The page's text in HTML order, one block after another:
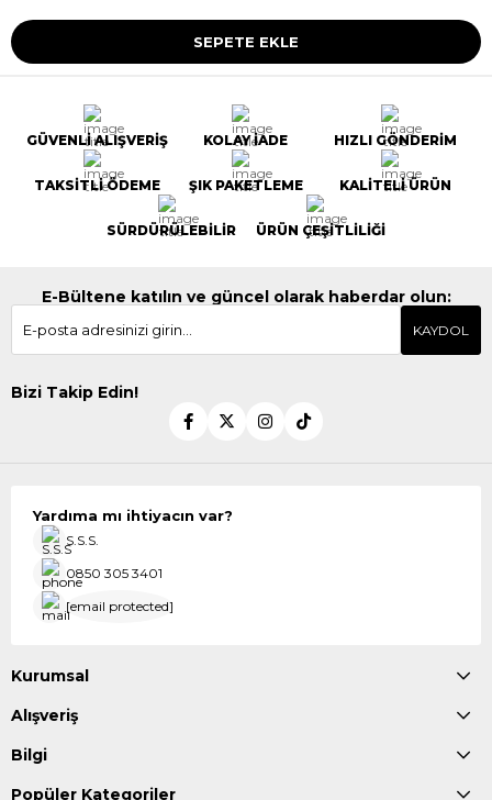
GÜVENLİ ALIŞVERİŞ KOLAY İADE HIZLI GÖNDERİM
TAKSİTLİ ÖDEME ŞIK PAKETLEME KALİTELİ ÜRÜN
SÜRDÜRÜLEBİLİR ÜRÜN ÇEŞİTLİLİĞİ
E-Bültene katılın ve güncel olarak haberdar olun:
KAYDOL
Bizi Takip Edin!
Yardıma mı ihtiyacın var?
S.S.S.
0850 305 3401
[email protected]
Kurumsal
Alışveriş
Bilgi
Popüler Kategoriler